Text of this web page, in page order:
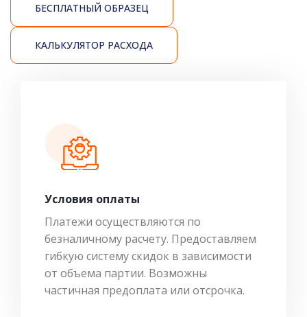
БЕСПЛАТНЫЙ ОБРАЗЕЦ
КАЛЬКУЛЯТОР РАСХОДА
Условия оплаты
Платежи осуществляются по
безналичному расчету. Предоставляем
гибкую систему скидок в зависимости
от объема партии. Возможны
частичная предоплата или отсрочка.